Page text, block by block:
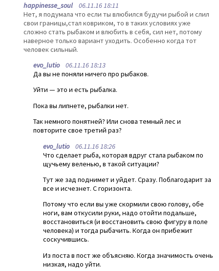
happinesse_soul 06.11.16 18:11
Нет, я подумала что если ты влюбился будучи рыбой и слил
свои границы,стал ковриком, то в таких условиях уже
сложно стать рыбаком и влюбить в себя, сил нет, потому
наверное только вариант уходить. Особенно когда тот
человек сильный.
evo_lutio06.11.16 18:13
Да вы не поняли ничего про рыбаков.
Уйти — это и есть рыбалка.
Пока вы липнете, рыбалки нет.
Так немного понятней? Или снова темный лес и
повторите свое третий раз?
evo_lutio06.11.16 18:26
Что сделает рыба, которая вдруг стала рыбаком по
щучьему веленью, в такой ситуации?
Тут же зад поднимет и уйдет. Сразу. Поблагодарит за
все и исчезнет. С горизонта.
Потому что если вы уже скормили свою голову, обе
ноги, вам откусили руки, надо отойти подальше,
восстановиться (и восстановить свою фигуру в поле
человека) и тогда рыбачить. Когда он прибежит
соскучившись.
Из поста в пост же объясняю. Когда значимость очень
низкая, надо уйти.